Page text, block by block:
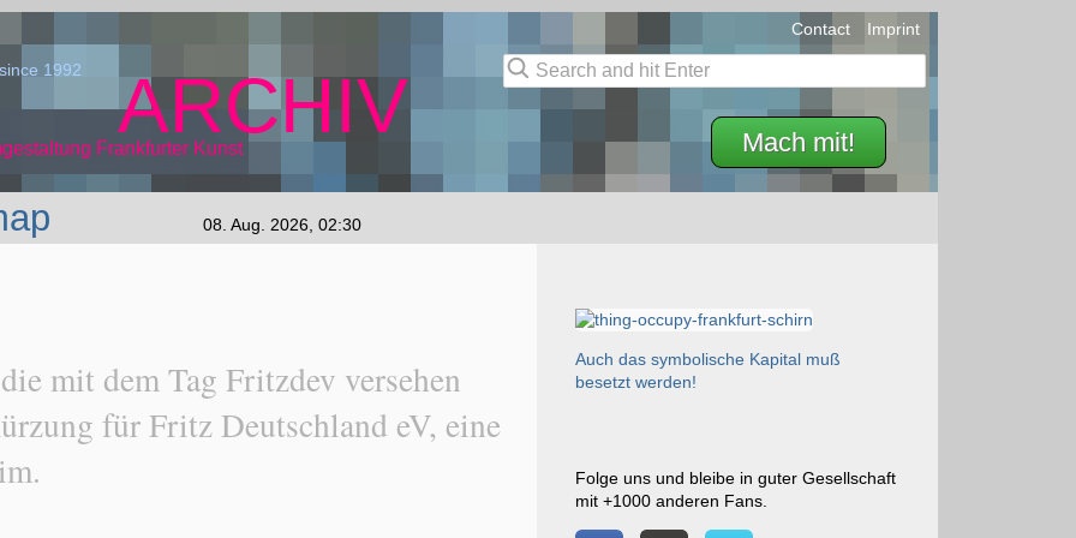
since 1992 ARCHIV
Frankfurter Kunst Mach mit!
Contact Imprint
08. Aug. 2026, 02:30
mit dem Tag Fritzdev versehen
für Fritz Deutschland eV, eine
Auch das symbolische Kapital muß
besetzt werden!
Folge uns und bleibe in guter Gesellschaft
mit +1000 anderen Fans.